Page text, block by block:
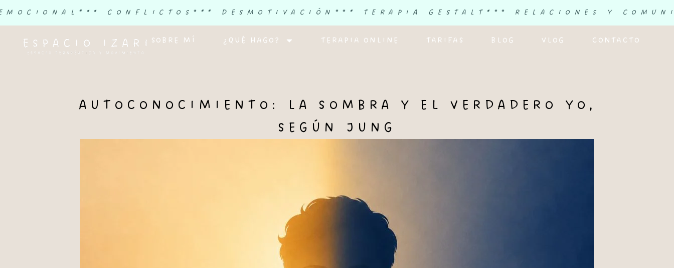
*** CONFLICTOS *** DESMOTIVACIÓN *** TERAPIA GESTALT *** RELACIONES Y
SOBRE MÍ ¿QUÉ HAGO? TERAPIA ONLINE TARIFAS BLOG VLOG CONTACTO
AUTOCONOCIMIENTO: LA SOMBRA Y EL VERDADERO YO,
SEGÚN JUNG